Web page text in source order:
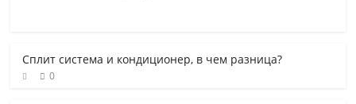
Сплит система и кондиционер, в чем разница?
0